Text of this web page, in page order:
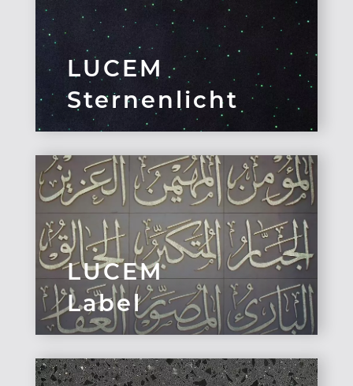
LUCEM
Sternenlicht
LUCEM
Label